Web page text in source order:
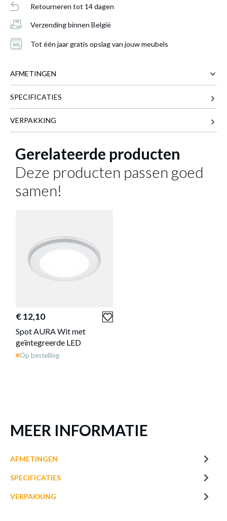
Retourneren tot 14 dagen
Verzending binnen België
Tot één jaar gratis opslag van jouw meubels
AFMETINGEN
DIEPTE
SPECIFICATIES
VERPAKKING
Gerelateerde producten
Deze producten passen goed
samen!
€ 12,10
Spot AURA Wit met
geïntegreerde LED
Op bestelling
MEER INFORMATIE
AFMETINGEN
SPECIFICATIES
VERPAKKING
Inbouwspot AURA Zwart Ø15cm met
geïntegreerde LED
is toegevoegd aan je
winkelmandje
Productnummer: Y11300034348
€ 20,20
Prijs per stuk, incl. btw en excl. verzendkosten